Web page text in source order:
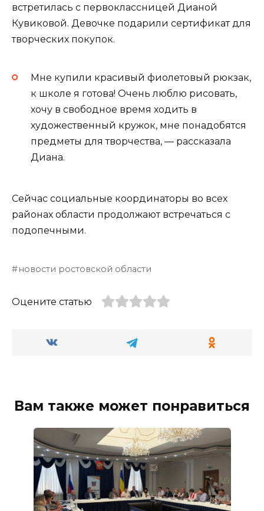
встретилась с первоклассницей Дианой
Кувиковой. Девочке подарили сертификат для
творческих покупок.
Мне купили красивый фиолетовый рюкзак,
к школе я готова! Очень люблю рисовать,
хочу в свободное время ходить в
художественный кружок, мне понадобятся
предметы для творчества, — рассказала
Диана.
Сейчас социальные координаторы во всех
районах области продолжают встречаться с
подопечными.
новости ростовской области
Оцените статью
Вам также может понравиться